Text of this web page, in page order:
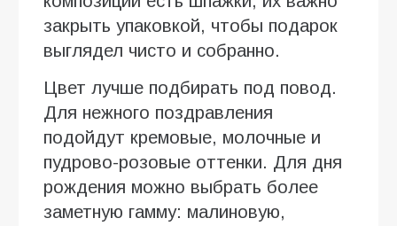
закрыть упаковкой, чтобы подарок
выглядел чисто и собранно.
Цвет лучше подбирать под повод.
Для нежного поздравления
подойдут кремовые, молочные и
пудрово-розовые оттенки. Для дня
рождения можно выбрать более
заметную гамму: малиновую,